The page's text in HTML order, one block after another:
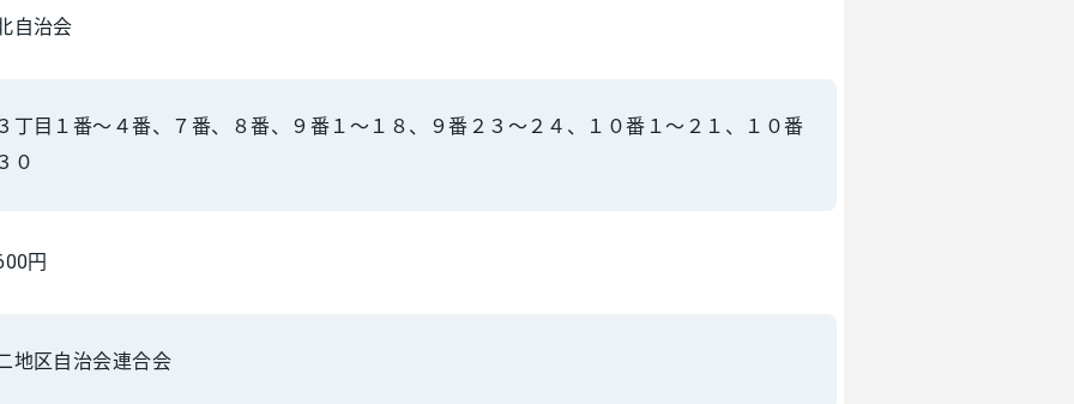
自治会
丁目１番～４番、７番、８番、９番１～１８、９番２３～２４、１０番１～２１、１０番
０
円
地区自治会連合会